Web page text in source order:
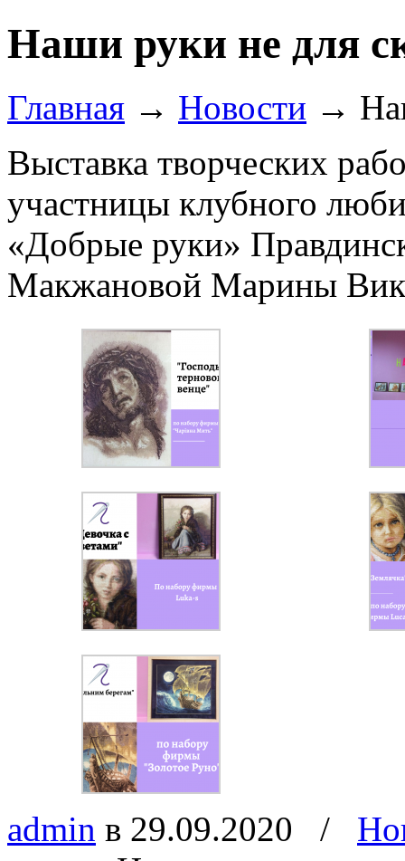
Наши руки не для
Главная → Новости →
Выставка творческих
участницы клубного
«Добрые руки»
Макжановой Марины
admin в 29.09.2020 /